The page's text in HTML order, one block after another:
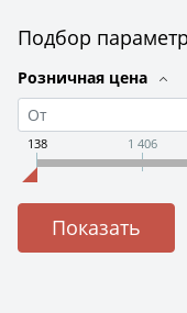
Подбор
Розничная цена
138 1 406